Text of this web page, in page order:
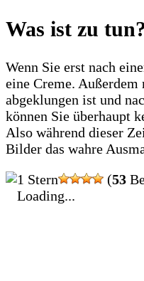
Was ist zu
Wenn Sie erst nach
eine Creme.
abgeklungen ist und
können Sie überhaupt
Also während dieser
Bilder das wahre
(53
Loading...